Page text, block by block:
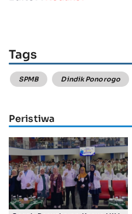
Tags
SPMB Dindik Ponorogo
Peristiwa